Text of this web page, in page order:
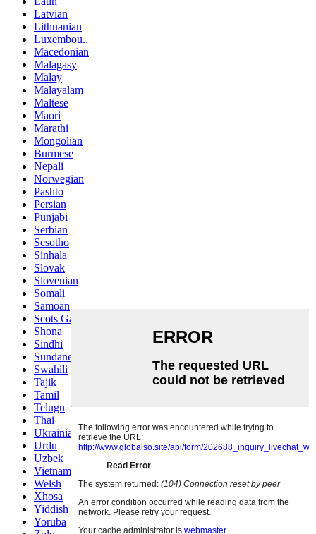
Latvian
Lithuanian
Luxembou..
Macedonian
Malagasy
Malay
Malayalam
Maltese
Maori
Marathi
Mongolian
Burmese
Nepali
Norwegian
Pashto
Persian
Punjabi
Serbian
Sesotho
Sinhala
Slovak
Slovenian
Somali
Samoan
Scots Gaelic
Shona
Sindhi
Sundanese
Swahili
Tajik
Tamil
Telugu
Thai
Ukrainian
Urdu
Uzbek
Vietnamese
Welsh
Xhosa
Yiddish
Yoruba